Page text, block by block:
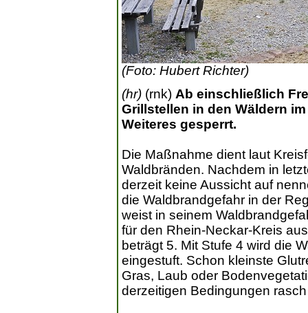
(Foto: Hubert Richter)
(hr) (rnk) Ab einschließlich
Grillstellen in den Wäldern
Weiteres gesperrt.
Die Maßnahme dient laut
Waldbränden. Nachdem in
derzeit keine Aussicht auf
die Waldbrandgefahr in der
weist in seinem
für den Rhein-Neckar-Kreis
beträgt 5. Mit Stufe 4 wird die
eingestuft. Schon kleinste
Gras, Laub oder
derzeitigen Bedingungen